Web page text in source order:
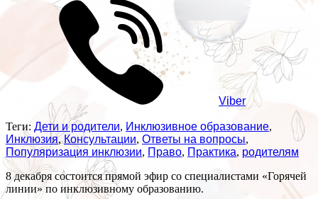
Viber
Теги: Дети и родители, Инклюзивное образование,
Инклюзия,Консультации, Ответы на вопросы,
Популяризация инклюзии, Право, Практика, родителям
8 декабря состоится прямой эфир со специалистами «Горячей
линии» по инклюзивному образованию.